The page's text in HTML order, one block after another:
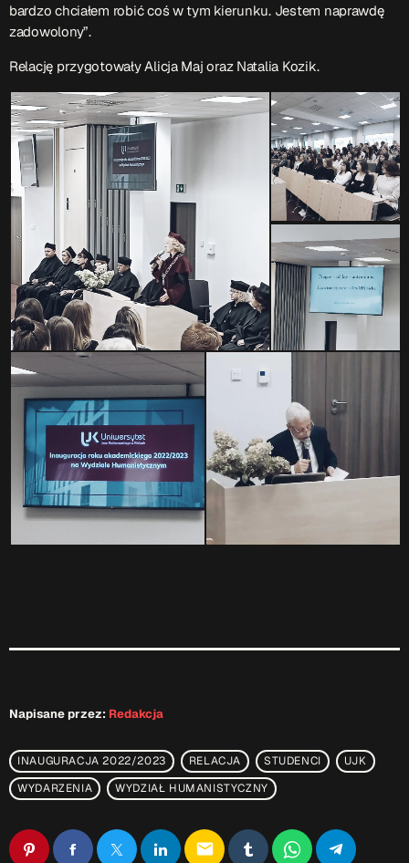
TOP CHART
bardzo chciałem robić coś w tym kierunku. Jestem naprawdę
zadowolony”.
Relację przygotowały Alicja Maj oraz Natalia Kozik.
Napisane przez: Redakcja
INAUGURACJA 2022/2023 RELACJA STUDENCI
UJK
WYDARZENIA
WYDZIAŁ HUMANISTYCZNY
email